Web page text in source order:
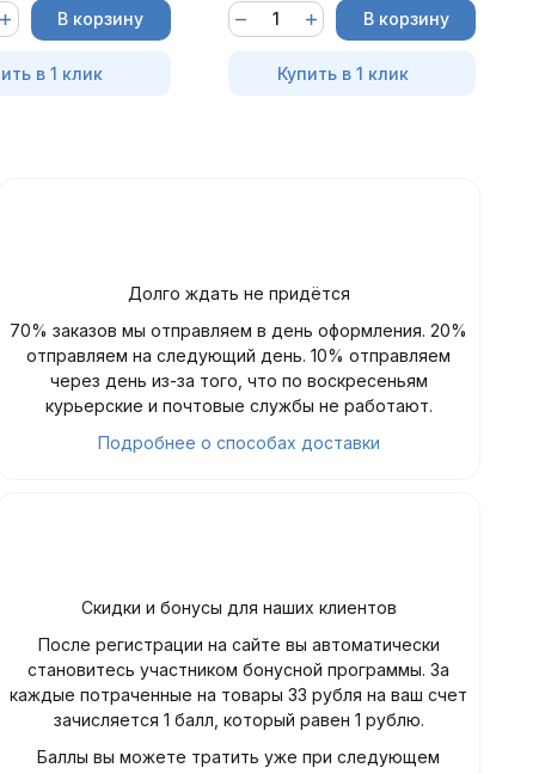
В корзину
в 1 клик
В корзину
Купить в 1 клик
Долго ждать не придётся
70% заказов мы отправляем в день оформления. 20%
отправляем на следующий день. 10% отправляем
через день из-за того, что по воскресеньям
курьерские и почтовые службы не работают.
Подробнее о способах доставки
Скидки и бонусы для наших клиентов
После регистрации на сайте вы автоматически
становитесь участником бонусной программы. За
каждые потраченные на товары 33 рубля на ваш счет
зачисляется 1 балл, который равен 1 рублю.
Баллы вы можете тратить уже при следующем